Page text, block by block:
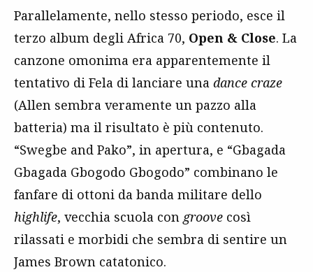
Parallelamente, nello stesso periodo, esce il
terzo album degli Africa 70, Open & Close. La
canzone omonima era apparentemente il
tentativo di Fela di lanciare una dance craze
(Allen sembra veramente un pazzo alla
batteria) ma il risultato è più contenuto.
“Swegbe and Pako”, in apertura, e “Gbagada
Gbagada Gbogodo Gbogodo” combinano le
fanfare di ottoni da banda militare dello
highlife, vecchia scuola con groove così
rilassati e morbidi che sembra di sentire un
James Brown catatonico.